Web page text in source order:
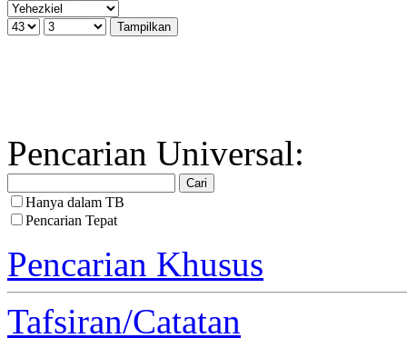
Pencarian Universal:
Hanya dalam TB
Pencarian Tepat
Pencarian Khusus
Tafsiran/Catatan